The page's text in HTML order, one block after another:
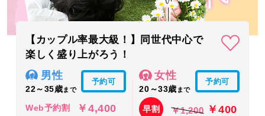
【カップル率最大級！】同世代中心で
楽しく盛り上がろう！
男性
22～35歳まで
予約可
Web予約割 ￥4,400
女性
20～33歳 まで
予約可
早割 ￥1,200 ￥400